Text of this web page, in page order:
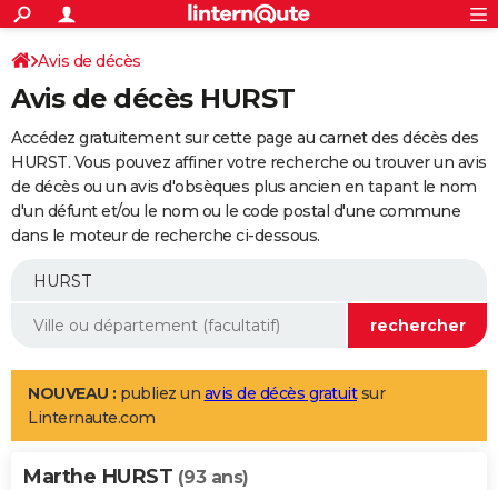
ACTUALITÉS
Politique
Société
Faits Divers
Education
Monde
Villes
+
SPORT
Coupe du monde 2026
Football
Tennis
Cyclisme
Rugby
Forum
Programme TV
TNT
Streaming
Cinéma
Sorties cinéma
Musique
+
FINANCE
Retraite
Impôts
Epargne
Immobilier
Risques naturels par ville
Banque
Assurance
Crédit
AUTO
Essais
Réserver un essai
Citadines
Berlines
SUV
Forum auto
+
Mobiles
Meilleur smartphone
Internet
Ordinateurs
Jeux vidéo
Guide high-tech
Aménagement intérieur
LIFESTYLE
Art de vivre
Bien-être
Loisirs
Mode
Modes de vie
Alimentation
Guide de la santé
Maladies
Médicaments
Sommeil
VOYAGE
Avis de décès
Avis de décès HURST
Accédez gratuitement sur cette page au carnet des décès des
HURST. Vous pouvez affiner votre recherche ou trouver un avis
de décès ou un avis d'obsèques plus ancien en tapant le nom
d'un défunt et/ou le nom ou le code postal d'une commune
dans le moteur de recherche ci-dessous.
NOUVEAU : publiez un avis de décès gratuitsur
Linternaute.com
Marthe HURST (93 ans)